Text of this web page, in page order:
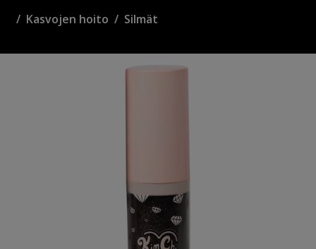
Kasvojen hoito Silmät